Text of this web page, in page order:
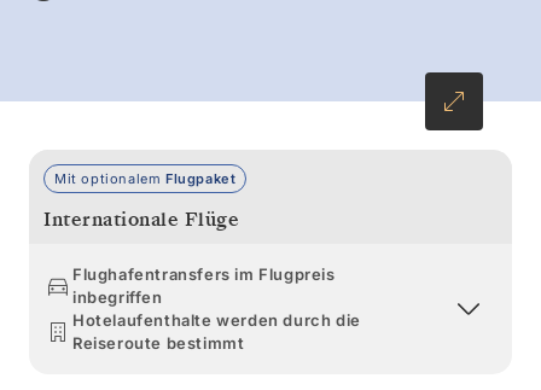
Mit optionalem Flugpaket
Internationale Flüge
Flughafentransfers im Flugpreis
inbegriffen
Hotelaufenthalte werden durch die
Reiseroute bestimmt